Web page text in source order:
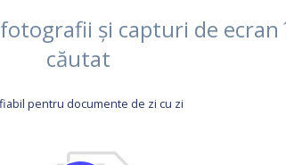
și capturi de
căutat
fiabil pentru documente de zi cu zi